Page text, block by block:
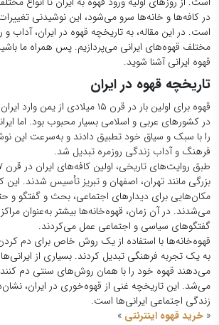
در کافه‌ها و خانه‌ها سرو می‌شود، این نوشیدنی
است. در این مقاله، به تاریخچه قهوه در ایران، آداب
مختلف قهوه‌های ایرانی می‌پردازیم. پس همراه ما
قهوه ایرانی آشنا شوید.
تاریخچه قهوه در ایران
قهوه برای اولین بار در قرن ۱۵ میلادی
در کشورهای عربی و اسلامی بسیار محبوب بود. اما
را با سبک و سیاق خود تطبیق دادند و به‌سرعت این
فرهنگ و آداب زندگی روزمره تبدیل شد.
بزرگی مانند تهران، اصفهان و تبریز تأسیس شدند. این
مکان‌هایی برای دیدارهای اجتماعی، بحث و گفتگو و
می‌شدند. در آن زمان، قهوه‌خانه‌ها بیشتر به‌عنوان
گفتگوهای سیاسی و اجتماعی عمل می‌کردند.
قهوه‌خانه‌ها با استفاده از یک روش خاص برای دم
به یک تجربه فرهنگی تبدیل کردند. بسیاری از
می‌دهند قهوه خود را با همان روش‌های سنتی دم
می‌شد. این تاریخچه غنی از قهوه‌خوری در ایران،
زندگی اجتماعی ایرانی‌ها است.
« خرید قهوه اینترنتی »